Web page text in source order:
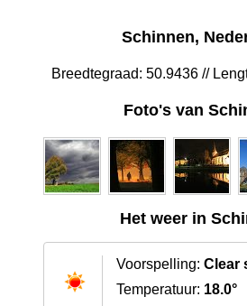
Schinnen,
Breedtegraad: 50.9436 //
Foto's van
Het weer in
Voorspelling: Clear
Temperatuur: 18.0°